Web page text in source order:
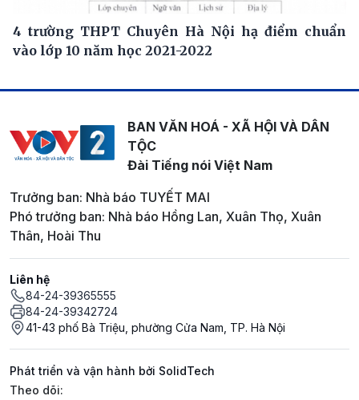
4 trường THPT Chuyên Hà Nội hạ điểm chuẩn
vào lớp 10 năm học 2021-2022
BAN VĂN HOÁ - XÃ HỘI VÀ DÂN
TỘC
Đài Tiếng nói Việt Nam
Trưởng ban: Nhà báo TUYẾT MAI
Phó trưởng ban: Nhà báo Hồng Lan, Xuân Thọ, Xuân
Thân, Hoài Thu
Liên hệ
84-24-39365555
84-24-39342724
41-43 phố Bà Triệu, phường Cửa Nam, TP. Hà Nội
Phát triển và vận hành bởi SolidTech
Mạng xã hội
Theo dõi: